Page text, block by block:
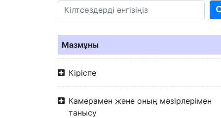
Мазмұны
Кіріспе
Камерамен және оның мәзірлерімен
танысу